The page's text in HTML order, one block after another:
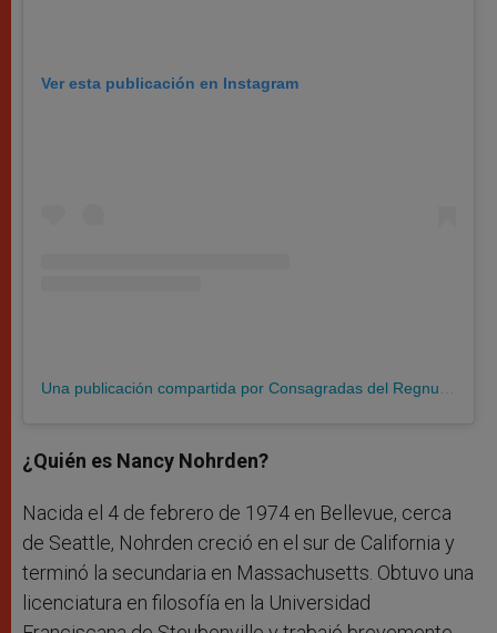
Ver esta publicación en Instagram
Una publicación compartida por Consagradas del Regnum Christi (@consagradasrc)
¿Quién es Nancy Nohrden?
Nacida el 4 de febrero de 1974 en Bellevue, cerca
de Seattle, Nohrden creció en el sur de California y
terminó la secundaria en Massachusetts. Obtuvo una
licenciatura en filosofía en la Universidad